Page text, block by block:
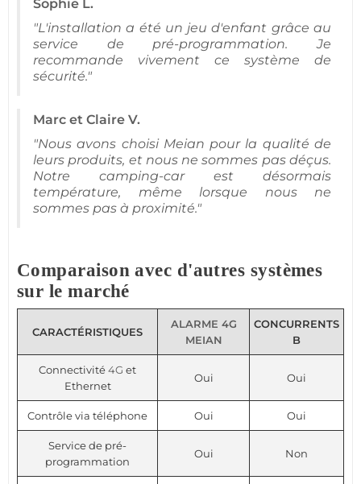
Sophie L.
"L'installation a été un jeu d'enfant grâce au
service de pré-programmation. Je
recommande vivement ce système de
sécurité."
Marc et Claire V.
"Nous avons choisi Meian pour la qualité de
leurs produits, et nous ne sommes pas déçus.
Notre camping-carest désormais
température, même lorsque nous ne
sommes pas à proximité."
Comparaison avec d'autres systèmes
sur le marché
CARACTÉRISTIQUES
ALARME 4G
MEIAN
CONCURRENTS
B
Connectivité4G et
Ethernet
Oui Oui
Contrôle via téléphone Oui Oui
Service de pré-
programmation
Oui Non